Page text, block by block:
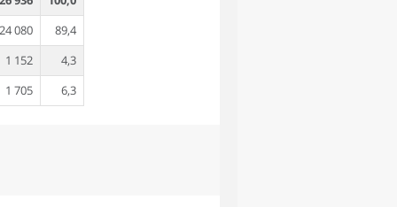
24 080
89,4
1 152
4,3
1 705
6,3